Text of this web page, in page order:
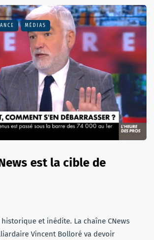
MÉDIAS
est la cible de
historique et inédite. La chaîne CNews
Vincent Bolloré va devoir